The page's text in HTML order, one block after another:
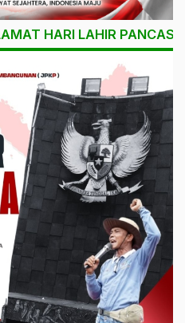
HARI LAHIR